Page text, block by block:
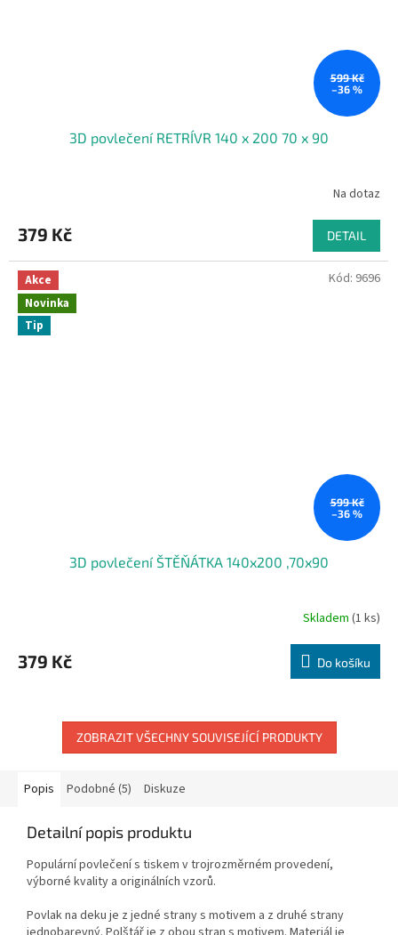
599 Kč
–36 %
3D povlečení RETRÍVR 140 x 200 70 x 90
Na dotaz
379 Kč DETAIL
Akce
Novinka
Tip
599 Kč
–36 %
3D povlečení ŠTĚŇÁTKA 140x200 ,70x90
Skladem (1 ks)
379 Kč Do košíku
Kód: 9696
ZOBRAZIT VŠECHNY SOUVISEJÍCÍ PRODUKTY
Popis Podobné (5) Diskuze
Detailní popis produktu
Populární povlečení s tiskem v trojrozměrném provedení,
výborné kvality a originálních vzorů.
Povlak na deku je z jedné strany s motivem a z druhé strany